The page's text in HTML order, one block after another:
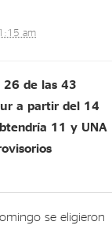
am
26 de las 43
a partir del 14
11 y UNA
se eligieron